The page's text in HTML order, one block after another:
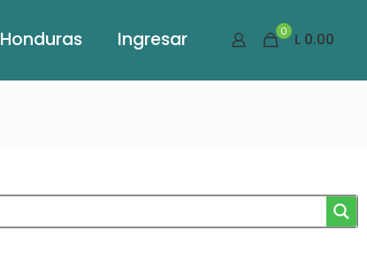
Honduras Ingresar 0 L 0.00